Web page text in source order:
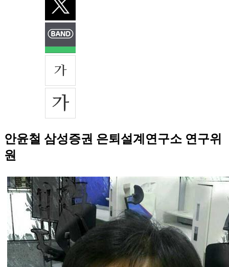
안윤철 삼성증권 은퇴설계연구소 연구위
원